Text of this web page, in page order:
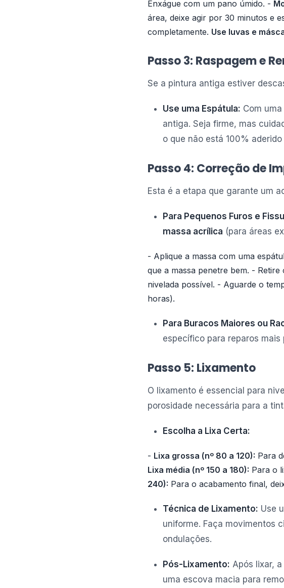
Enxágue com um pano úmido. -
área, deixe agir por 30 minutos e
completamente. Use luvas e
Passo 3: Raspagem e
Se a pintura antiga estiver
Use uma Espátula: Com
antiga. Seja firme, mas
o que não está 100% aderido
Passo 4: Correção de
Esta é a etapa que garante um
Para Pequenos Furos e
massa acrílica (para áreas
- Aplique a massa com uma
que a massa penetre bem. -
nivelada possível. - Aguarde o
horas).
Para Buracos Maiores ou
específico para reparos
Passo 5: Lixamento
O lixamento é essencial para
porosidade necessária para a
Escolha a Lixa Certa:
- Lixa grossa (nº 80 a 120): Para
Lixa média (nº 150 a 180): Para o
240): Para o acabamento final,
Técnica de Lixamento: Use
uniforme. Faça movimentos
ondulações.
Pós-Lixamento: Após lixar,
uma escova macia para